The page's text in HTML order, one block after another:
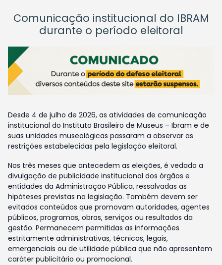
Comunicação institucional do IBRAM
durante o período eleitoral
Desde 4 de julho de 2026, as atividades de comunicação
institucional do Instituto Brasileiro de Museus – Ibram e de
suas unidades museológicas passaram a observar as
restrições estabelecidas pela legislação eleitoral.
Nos três meses que antecedem as eleições, é vedada a
divulgação de publicidade institucional dos órgãos e
entidades da Administração Pública, ressalvadas as
hipóteses previstas na legislação. Também devem ser
evitados conteúdos que promovam autoridades, agentes
públicos, programas, obras, serviços ou resultados da
gestão. Permanecem permitidas as informações
estritamente administrativas, técnicas, legais,
emergenciais ou de utilidade pública que não apresentem
caráter publicitário ou promocional.